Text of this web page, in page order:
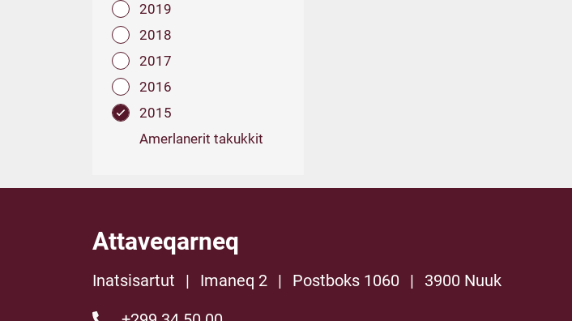
2019
2018
2017
2016
2015
Amerlanerit takukkit
Attaveqarneq
Inatsisartut | Imaneq 2 | Postboks 1060 |
3900 Nuuk